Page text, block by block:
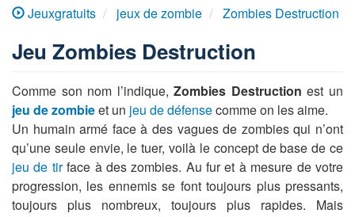
Jeuxgratuits jeux de zombie Zombies Destruction
Jeu Zombies Destruction
Comme son nom l’indique,Zombies Destruction est un
jeu de zombieet un jeu de défensecomme on les aime.
Un humain armé face à des vagues de zombies qui n’ont
qu’une seule envie, le tuer, voilà le concept de base de ce
jeu de tirface à des zombies. Au fur et à mesure de votre
progression, les ennemis se font toujours plus pressants,
toujours plus nombreux, toujours plus rapides. Mais